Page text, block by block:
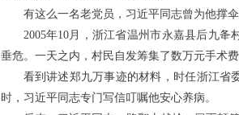
有这么一名老党员，习近平同志曾为他撑
2005年10月，浙江省温州市永嘉县后九
垂危。一天之内，村民自发筹集了数万元手术
看到讲述郑九万事迹的材料，时任浙江省
时，习近平同志专门写信叮嘱他安心养病。